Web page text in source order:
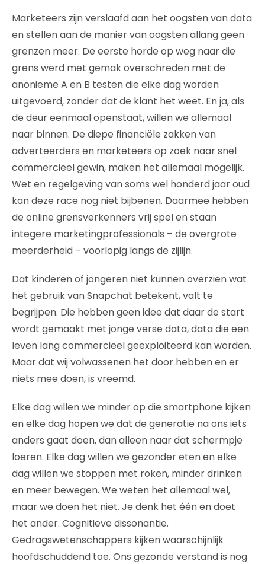
Marketeers zijn verslaafd aan het oogsten van data
en stellen aan de manier van oogsten allang geen
grenzen meer. De eerste horde op weg naar die
grens werd met gemak overschreden met de
anonieme A en B testen die elke dag worden
uitgevoerd, zonder dat de klant het weet. En ja, als
de deur eenmaal openstaat, willen we allemaal
naar binnen. De diepe financiële zakken van
adverteerders en marketeers op zoek naar snel
commercieel gewin, maken het allemaal mogelijk.
Wet en regelgeving van soms wel honderd jaar oud
kan deze race nog niet bijbenen. Daarmee hebben
de online grensverkenners vrij spel en staan
integere marketingprofessionals – de overgrote
meerderheid – voorlopig langs de zijlijn.
Dat kinderen of jongeren niet kunnen overzien wat
het gebruik van Snapchat betekent, valt te
begrijpen. Die hebben geen idee dat daar de start
wordt gemaakt met jonge verse data, data die een
leven lang commercieel geëxploiteerd kan worden.
Maar dat wij volwassenen het door hebben en er
niets mee doen, is vreemd.
Elke dag willen we minder op die smartphone kijken
en elke dag hopen we dat de generatie na ons iets
anders gaat doen, dan alleen naar dat schermpje
loeren. Elke dag willen we gezonder eten en elke
dag willen we stoppen met roken, minder drinken
en meer bewegen. We weten het allemaal wel,
maar we doen het niet. Je denk het één en doet
het ander. Cognitieve dissonantie.
Gedragswetenschappers kijken waarschijnlijk
hoofdschuddend toe. Ons gezonde verstand is nog